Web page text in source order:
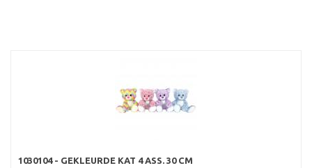
1030104 - GEKLEURDE KAT 4 ASS. 30 CM